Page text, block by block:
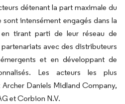
détenant la part maximale du
sont intensément engagés dans la
tirant parti de leur réseau de
avec des distributeurs
et en développant de
Les acteurs les plus
Daniels Midland Company,
et Corbion N.V.